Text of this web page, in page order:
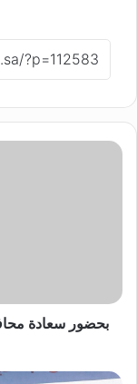
ب
د
ا
بحضور سعادة
ر